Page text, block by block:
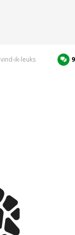
vind-ik-leuks